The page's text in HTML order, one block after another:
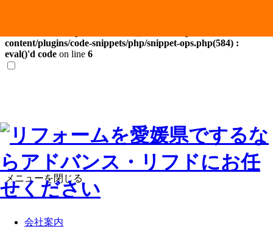
content/plugins/code-snippets/php/snippet-ops.php(584) :
eval()'d code on line 6
会社案内
メニューを閉じる